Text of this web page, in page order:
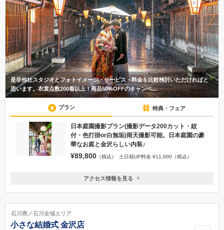
是非他社スタジオとフォトイメージ・サービス・料金を比較検討いただければと
思います。衣裳点数200着以上！商品50%OFFのキャンペ…
プラン 特典・フェア
日本庭園撮影プラン(撮影データ200カット・紋
付・色打掛or白無垢)雨天撮影可能。日本庭園の豪
華なお庭と金沢らしい内装♪
¥89,800 （税込） 土日祝UP料金 ¥11,000（税込）
石川県金沢市末町14-43
076-254-0488
アクセス情報を見る
石川県／石川全域エリア
小さな結婚式 金沢店